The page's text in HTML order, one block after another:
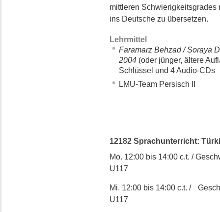
mittleren
ins Deutsche zu übersetzen.
Lehrmittel
Faramarz Behzad / Soraya
2004(oder jünger, ältere
Schlüssel und 4 Audio-CDs
LMU-Team Persisch II
12182 Sprachunterricht:
Mo. 12:00 bis 14:00 c.t. /
U117
Mi. 12:00 bis 14:00 c.t. /
U117